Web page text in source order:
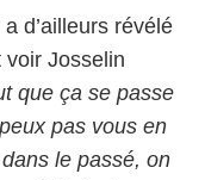
d’ailleurs révélé
Josselin
que ça se passe
pas vous en
le passé, on